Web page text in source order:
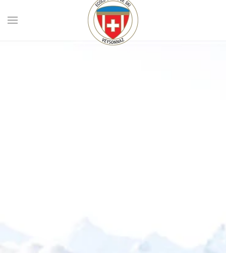
Skip to main content